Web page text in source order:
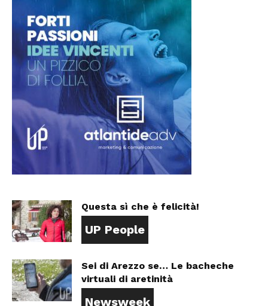
Questa sì che è felicità!
UP People
Sei di Arezzo se… Le bacheche
virtuali di aretinità
Newsweek